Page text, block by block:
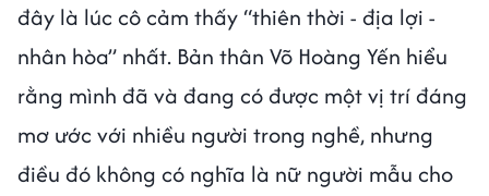
đây là lúc cô cảm thấy “thiên thời - địa lợi -
nhân hòa” nhất. Bản thân Võ Hoàng Yến hiểu
rằng mình đã và đang có được một vị trí đáng
mơ ước với nhiều người trong nghề, nhưng
điều đó không có nghĩa là nữ người mẫu cho